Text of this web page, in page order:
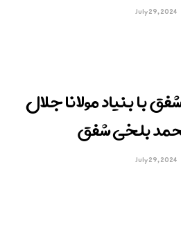
July 29, 2024
با بنیاد مولانا جلال
بلخی شفق
July 29, 2024